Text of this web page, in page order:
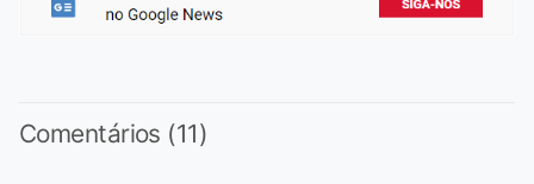
Comentários (11)